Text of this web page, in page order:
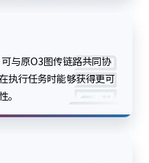
与原O3图传链路共同协
执行任务时能够获得更可
。